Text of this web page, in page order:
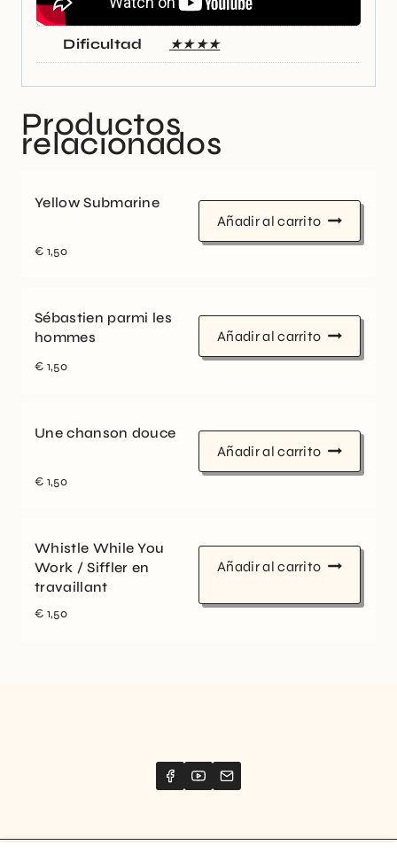
Dificultad ★★★★
Productos
relacionados
Yellow Submarine
€ 1,50
Añadir al carrito
Sébastien parmi les
hommes
€ 1,50
Añadir al carrito
Une chanson douce
€ 1,50
Añadir al carrito
Whistle While You
Work / Siffler en
travaillant
€ 1,50
Añadir al carrito